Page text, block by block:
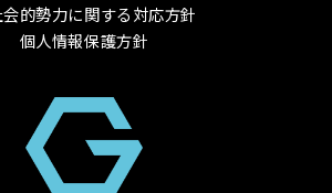
的勢力に関する対応方針
個人情報保護方針